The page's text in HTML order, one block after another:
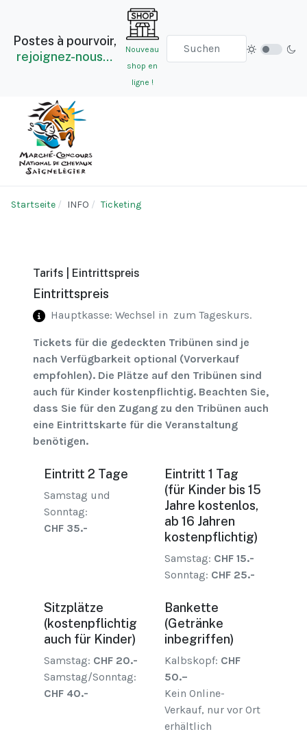
Postes à pourvoir,
rejoignez-nous…
Nouveau
shop en
ligne !
Startseite INFO Ticketing
Tarifs | Eintrittspreis
Eintrittspreis
Hauptkasse: Wechsel in zum Tageskurs.
Tickets für die gedeckten Tribünen sind je
nach Verfügbarkeit optional (Vorverkauf
empfohlen). Die Plätze auf den Tribünen sind
auch für Kinder kostenpflichtig. Beachten Sie,
dass Sie für den Zugang zu den Tribünen auch
eine Eintrittskarte für die Veranstaltung
benötigen.
Eintritt 2 Tage
Samstag und
Sonntag:
CHF 35.-
Eintritt 1 Tag
(für Kinder bis 15
Jahre kostenlos,
ab 16 Jahren
kostenpflichtig)
Samstag: CHF 15.-
Sonntag: CHF 25.-
Sitzplätze
(kostenpflichtig
auch für Kinder)
Samstag: CHF 20.-
Samstag/Sonntag:
CHF 40.-
Bankette
(Getränke
inbegriffen)
Kalbskopf: CHF
50.–
Kein Online-
Verkauf, nur vor Ort
erhältlich